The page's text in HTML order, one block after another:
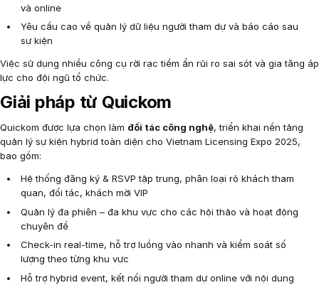
và online
Yêu cầu cao về quản lý dữ liệu người tham dự và báo cáo sau
sự kiện
Việc sử dụng nhiều công cụ rời rạc tiềm ẩn rủi ro sai sót và gia tăng áp
lực cho đội ngũ tổ chức.
Giải pháp từ Quickom
Quickom được lựa chọn làm đối tác công nghệ, triển khai nền tảng
quản lý sự kiện hybrid toàn diện cho Vietnam Licensing Expo 2025,
bao gồm:
Hệ thống đăng ký & RSVP tập trung, phân loại rõ khách tham
quan, đối tác, khách mời VIP
Quản lý đa phiên – đa khu vực cho các hội thảo và hoạt động
chuyên đề
Check-in real-time, hỗ trợ luồng vào nhanh và kiểm soát số
lượng theo từng khu vực
Hỗ trợ hybrid event, kết nối người tham dự online với nội dung